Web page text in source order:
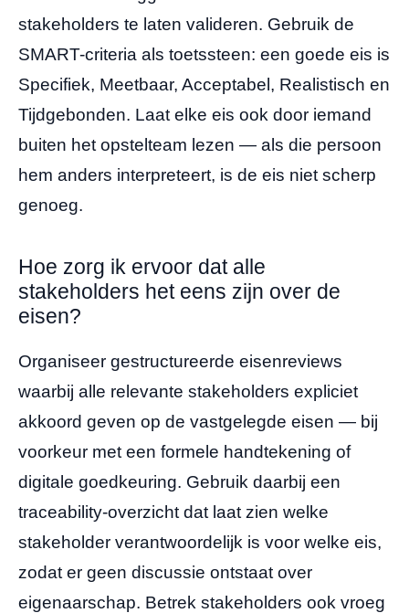
stakeholders te laten valideren. Gebruik de
SMART-criteria als toetssteen: een goede eis is
Specifiek, Meetbaar, Acceptabel, Realistisch en
Tijdgebonden. Laat elke eis ook door iemand
buiten het opstelteam lezen — als die persoon
hem anders interpreteert, is de eis niet scherp
genoeg.
Hoe zorg ik ervoor dat alle
stakeholders het eens zijn over de
eisen?
Organiseer gestructureerde eisenreviews
waarbij alle relevante stakeholders expliciet
akkoord geven op de vastgelegde eisen — bij
voorkeur met een formele handtekening of
digitale goedkeuring. Gebruik daarbij een
traceability-overzicht dat laat zien welke
stakeholder verantwoordelijk is voor welke eis,
zodat er geen discussie ontstaat over
eigenaarschap. Betrek stakeholders ook vroeg